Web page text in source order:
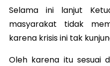
Selama ini lanjut
masyarakat tidak
karena krisis ini tak
Oleh karena itu sesuai